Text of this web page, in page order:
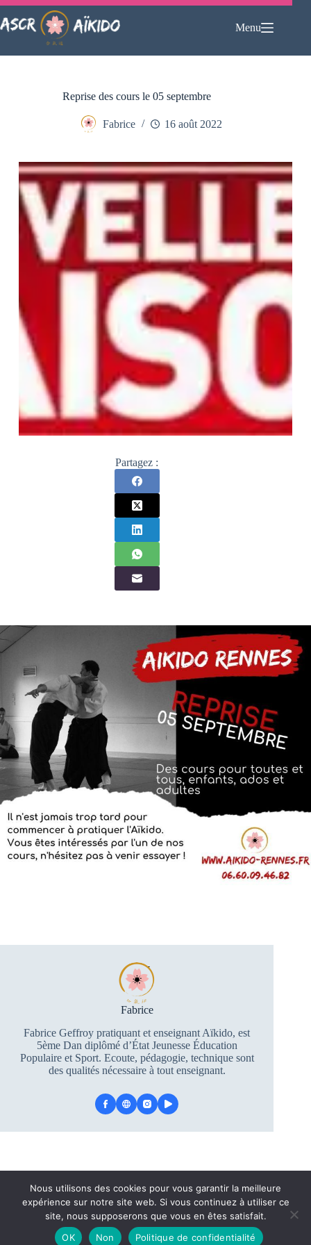
Passer
au
contenu
Menu
Reprise des cours le 05 septembre
Fabrice 16 août 2022
Partagez :
Fabrice
Fabrice Geffroy pratiquant et enseignant Aïkido, est
5ème Dan diplômé d’État Jeunesse Éducation
Populaire et Sport. Ecoute, pédagogie, technique sont
des qualités nécessaire à tout enseignant.
Facebook Instagram
YouTube
Données personnelles
Mentions légales
Contact
Site Officiel
Nous utilisons des cookies pour vous garantir la meilleure
expérience sur notre site web. Si vous continuez à utiliser ce
site, nous supposerons que vous en êtes satisfait.
OK
Non Politique de confidentialité